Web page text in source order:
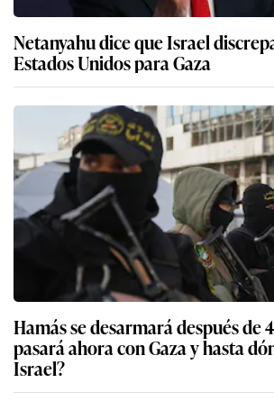
Netanyahu dice que Israel
Estados Unidos para Gaza
Hamás se desarmará después de
pasará ahora con Gaza y hasta
Israel?